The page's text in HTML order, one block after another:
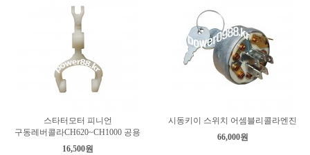
스타터모터 피니언
구동레버콜라CH620~CH1000 공용
16,500원
시동키이 스위치 어셈블리콜라엔진
66,000원